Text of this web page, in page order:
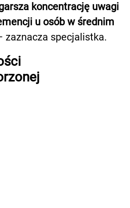
koncentrację uwagi
u osób w średnim
zaznacza specjalistka.